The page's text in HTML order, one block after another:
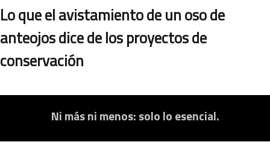
Lo que el avistamiento de un oso de
anteojos dice de los proyectos de
conservación
Ni más ni menos: solo lo esencial.